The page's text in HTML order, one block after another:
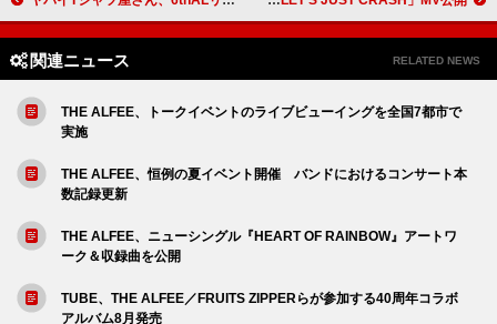
関連ニュース RELATED NEWS
THE ALFEE、トークイベントのライブビューイングを全国7都市で
実施
THE ALFEE、恒例の夏イベント開催 バンドにおけるコンサート本
数記録更新
THE ALFEE、ニューシングル『HEART OF RAINBOW』アートワ
ーク＆収録曲を公開
TUBE、THE ALFEE／FRUITS ZIPPERらが参加する40周年コラボ
アルバム8月発売